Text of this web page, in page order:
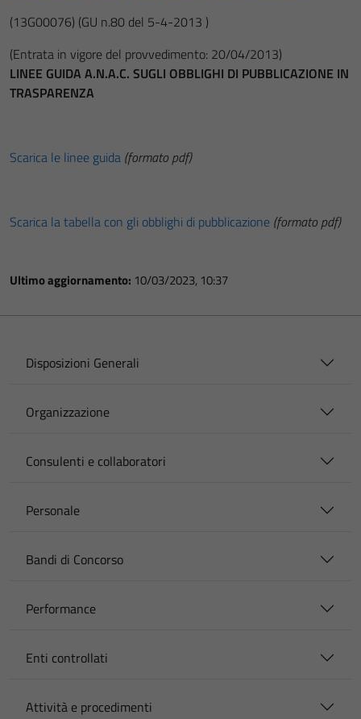
(13G00076) (GU n.80 del 5-4-2013 )
(Entrata in vigore del provvedimento: 20/04/2013)
LINEE GUIDA A.N.A.C. SUGLI OBBLIGHI DI PUBBLICAZIONE IN
TRASPARENZA
Scarica le linee guida (formato pdf)
Scarica la tabella con gli obblighi di pubblicazione (formato pdf)
Ultimo aggiornamento: 10/03/2023, 10:37
Disposizioni Generali
Organizzazione
Consulenti e collaboratori
Personale
Bandi di Concorso
Performance
Enti controllati
Attività e procedimenti